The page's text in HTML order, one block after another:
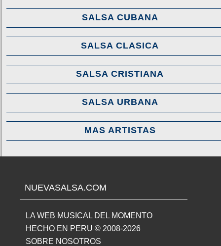
SALSA CUBANA
SALSA CLASICA
SALSA CRISTIANA
SALSA URBANA
MAS ARTISTAS
NUEVASALSA.COM
LA WEB MUSICAL DEL MOMENTO
HECHO EN PERU © 2008-2026
SOBRE NOSOTROS